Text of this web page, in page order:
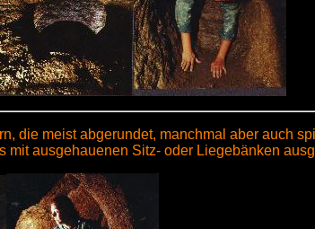
die meist abgerundet, manchmal aber auch
ausgehauenen Sitz- oder Liegebänken